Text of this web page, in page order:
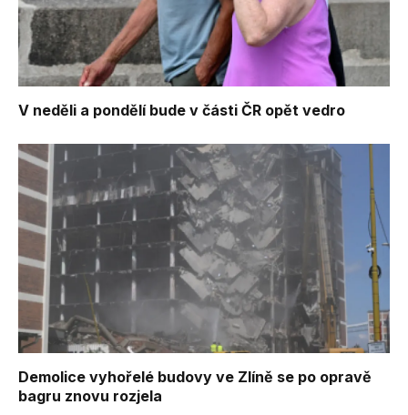
V neděli a pondělí bude v části ČR opět vedro
Demolice vyhořelé budovy ve Zlíně se po opravě
bagru znovu rozjela